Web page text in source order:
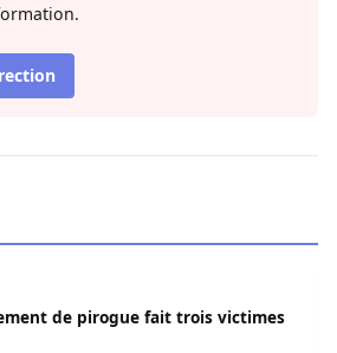
de pirogue fait trois victimes